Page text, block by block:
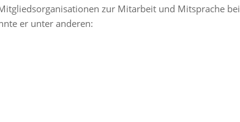
zur Mitarbeit und Mitsprache bei
er unter anderen: